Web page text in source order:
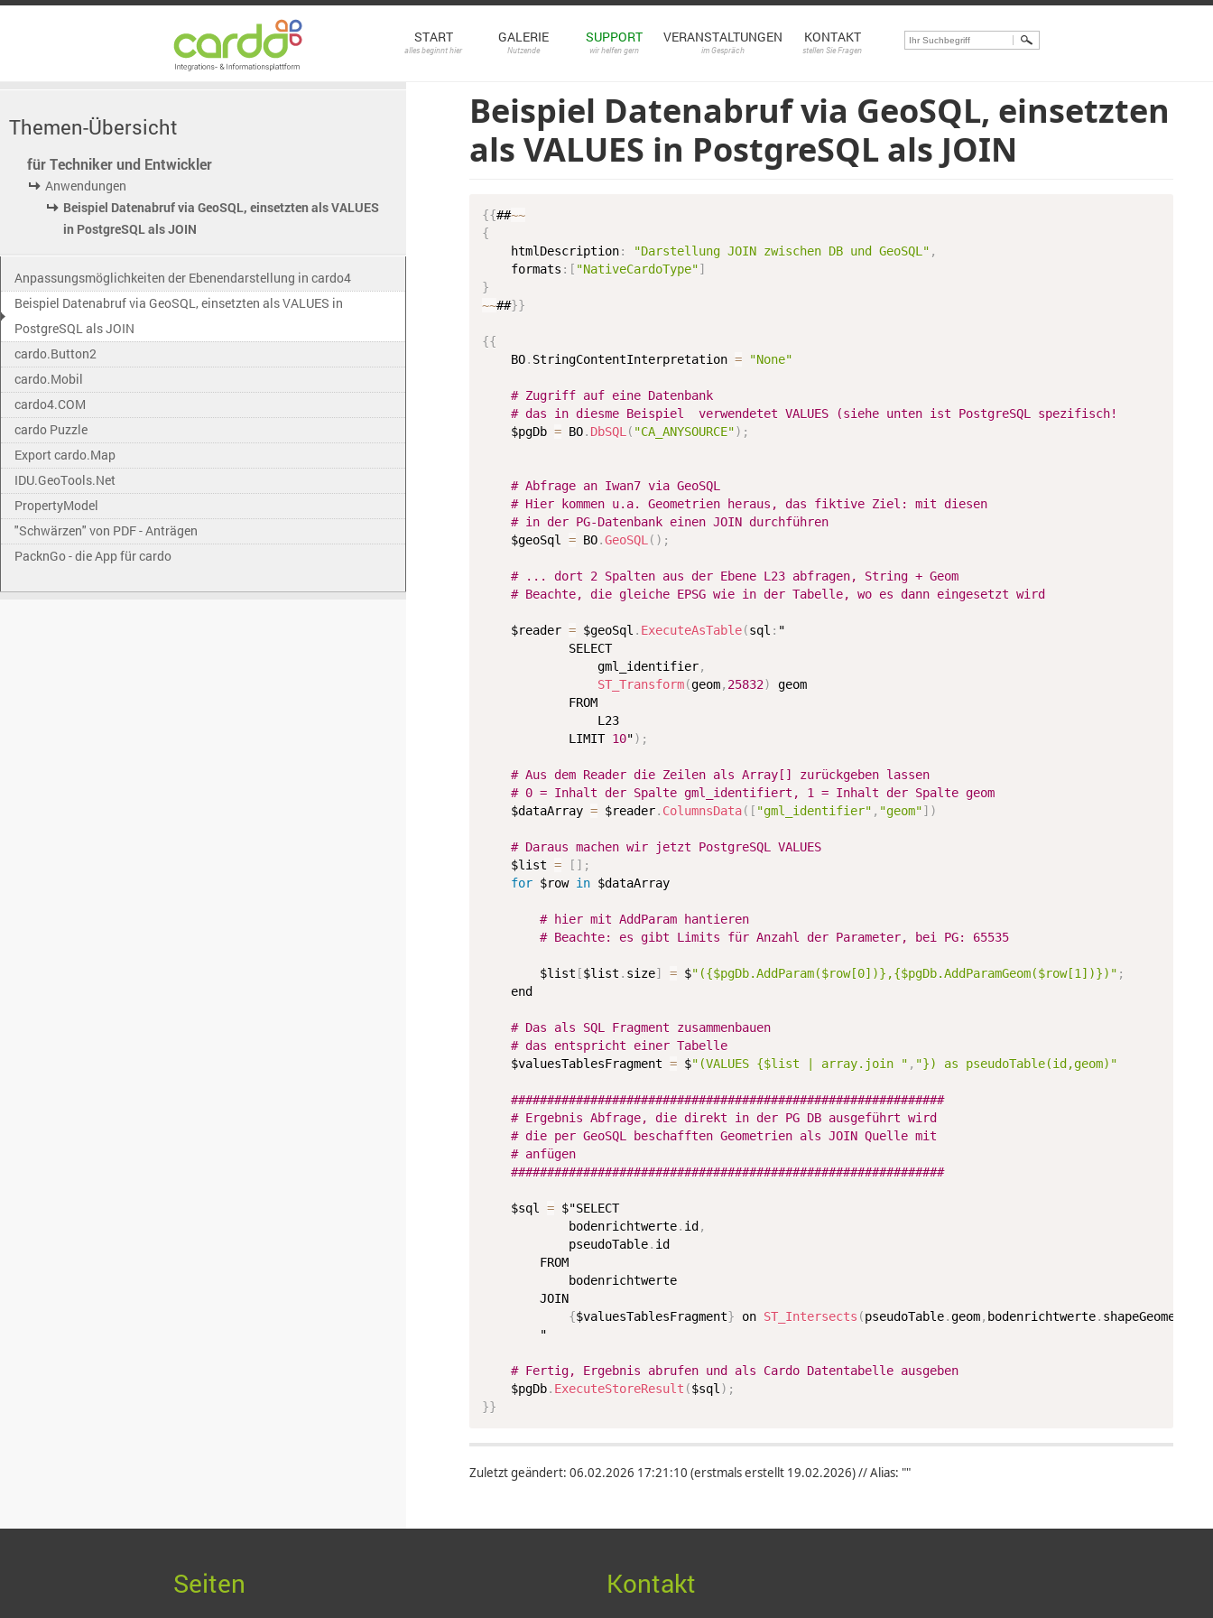
START
alles beginnt hier
GALERIE
Nutzende
SUPPORT
wir helfen gern
VERANSTALTUNGEN
im Gespräch
KONTAKT
stellen Sie Fragen
Themen-Übersicht
für Techniker und Entwickler
Anwendungen
Beispiel Datenabruf via GeoSQL, einsetzten als VALUES
in PostgreSQL als JOIN
Anpassungsmöglichkeiten der Ebenendarstellung in cardo4
Beispiel Datenabruf via GeoSQL, einsetzten als VALUES in
PostgreSQL als JOIN
cardo.Button2
cardo.Mobil
cardo4.COM
cardo Puzzle
Export cardo.Map
IDU.GeoTools.Net
PropertyModel
"Schwärzen" von PDF - Anträgen
PacknGo - die App für cardo
Beispiel Datenabruf via GeoSQL, einsetzten
als VALUES in PostgreSQL als JOIN
{{##~~
{
	htmlDescription
: "Darstellung JOIN zwischen DB und GeoSQL" ,
	formats
: [ "NativeCardoType"]
}
~~##}}
{{
	BO
. StringContentInterpretation = "None"
# Zugriff auf eine Datenbank
# das in diesme Beispiel  verwendetet VALUES (siehe unten ist PostgreSQL spezifisch!
	$pgDb
= BO. DbSQL( "CA_ANYSOURCE") ;
# Abfrage an Iwan7 via GeoSQL
# Hier kommen u.a. Geometrien heraus, das fiktive Ziel: mit diesen
# in der PG-Datenbank einen JOIN durchführen
	$geoSql
= BO.GeoSQL( ) ;
# ... dort 2 Spalten aus der Ebene L23 abfragen, String + Geom
# Beachte, die gleiche EPSG wie in der Tabelle, wo es dann eingesetzt wird
	$reader
= $geoSql . ExecuteAsTable(sql : "
SELECT
				gml_identifier
,
ST_Transform(geom, 25832) geom
FROM
L23
LIMIT 10") ;
# Aus dem Reader die Zeilen als Array[] zurückgeben lassen
# 0 = Inhalt der Spalte gml_identifiert, 1 = Inhalt der Spalte geom
	$dataArray
= $reader. ColumnsData( [ "gml_identifier" , "geom"] )
# Daraus machen wir jetzt PostgreSQL VALUES
	$list
= [ ] ;
for $row in $dataArray
# hier mit AddParam hantieren
# Beachte: es gibt Limits für Anzahl der Parameter, bei PG: 65535
		$list
[$list . size] = $"({$pgDb.AddParam($row[0])},{$pgDb.AddParamGeom($row[1])})" ;
# Das als SQL Fragment zusammenbauen
# das entspricht einer Tabelle
	$valuesTablesFragment
= $"(VALUES {$list | array.join " , "}) as pseudoTable(id,geom)"
############################################################
# Ergebnis Abfrage, die direkt in der PG DB ausgeführt wird
# die per GeoSQL beschafften Geometrien als JOIN Quelle mit
# anfügen
############################################################
	$sql
= $"SELECT
			bodenrichtwerte
. id ,
			pseudoTable
. id
FROM
{$valuesTablesFragment} on ST_Intersects (pseudoTable.geom, bodenrichtwerte. shapeGeometry
# Fertig, Ergebnis abrufen und als Cardo Datentabelle ausgeben
	$pgDb
. ExecuteStoreResult ($sql) ;
}}
Zuletzt geändert: 06.02.2026 17:21:10 (erstmals erstellt 19.02.2026) // Alias: ""
Kontakt